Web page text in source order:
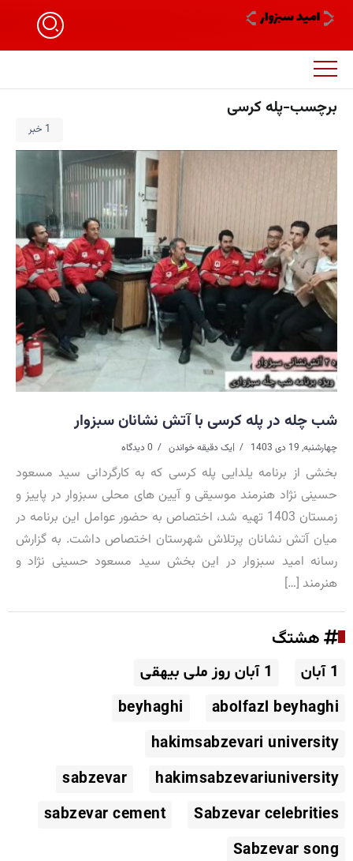
برچسب-پله کرسی
1 خبر
شب چله در پله کرسی با آتش نشانان سبزوار
چهارشنبه, 19 دی 1403 |یک دقیقه خواندن 0 دیدگاه
بخشی از برنامه یلدایی پله کرسی که به کارگردانی سید مسعود
حسینی نژاد هنرمند موسیقی و آیین های محلی سبزوار در پاییز و
زمستان 1403 تهیه شد، اختصاص به حضور عوامل این برنامه در
میان آتش نشانان پرتلاش شهرستان اختصاص داشت. به گزارش
رسانه امید سبزوار در این بخش سید مسعود حسینی نژاد و
هنرمند […]
هشتگ
1 آبان
1 آبان روز ملی بیهقی
abolfazl beyhaghi
beyhaghi
hakimsabzevari university
hakimsabzevariuniversity
sabzevar
Sabzevar celebrities
sabzevar cement
Sabzevar song